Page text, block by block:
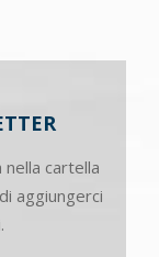
cartella
aggiungerci